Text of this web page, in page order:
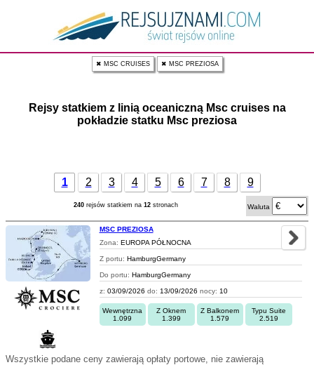
✖ MSC CRUISES ✖ MSC PREZIOSA
Rejsy statkiem z linią oceaniczną Msc cruises na
pokładzie statku Msc preziosa
1 2 3 4 5 6 7 8 9
240 rejsów statkiem na 12 stronach Waluta
MSC PREZIOSA
Zona: EUROPA PÓŁNOCNA
Z portu: HamburgGermany
Do portu: HamburgGermany
z: 03/09/2026 do: 13/09/2026 nocy: 10
Wewnętrzna
1.099
Z Oknem
1.399
Z Balkonem
1.579
Typu Suite
2.519
Wszystkie podane ceny zawierają opłaty portowe, nie zawierają